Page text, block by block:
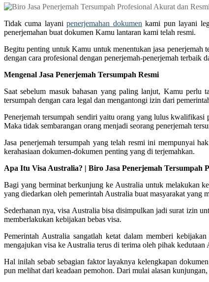
Tidak cuma layanipenerjemahan dokumen kami pun layani
penerjemahan buat dokumen Kamu lantaran kami telah resmi.
Begitu penting untuk Kamu untuk menentukan jasa penerjemah
dengan cara profesional dengan penerjemah-penerjemah terbaik
Mengenal Jasa Penerjemah Tersumpah Resmi
Saat sebelum masuk bahasan yang paling lanjut, Kamu perlu
tersumpah dengan cara legal dan mengantongi izin dari
Penerjemah tersumpah sendiri yaitu orang yang lulus
Maka tidak sembarangan orang menjadi seorang penerjemah
Jasa penerjemah tersumpah yang telah resmi ini mempunyai
kerahasiaan dokumen-dokumen penting yang di terjemahkan.
Apa Itu Visa Australia? | Biro Jasa Penerjemah Tersumpah
Bagi yang berminat berkunjung ke Australia untuk melakukan
yang diedarkan oleh pemerintah Australia buat masyarakat yang
Sederhanan nya, visa Australia bisa disimpulkan jadi surat izin
memberlakukan kebijakan bebas visa.
Pemerintah Australia sangatlah ketat dalam memberi
mengajukan visa ke Australia terus di terima oleh pihak kedutaan
Hal inilah sebab sebagian faktor layaknya kelengkapan
pun melihat dari keadaan pemohon. Dari mulai alasan